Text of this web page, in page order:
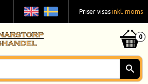
Priser visas inkl. moms